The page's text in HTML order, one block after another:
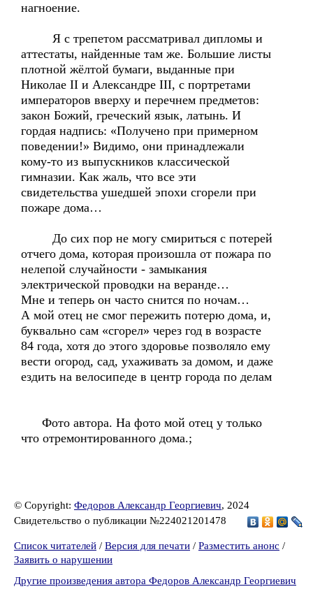
нагноение.
Я с трепетом рассматривал дипломы и
аттестаты, найденные там же. Большие листы
плотной жёлтой бумаги, выданные при
Николае II и Александре III, с портретами
императоров вверху и перечнем предметов:
закон Божий, греческий язык, латынь. И
гордая надпись: «Получено при примерном
поведении!» Видимо, они принадлежали
кому-то из выпускников классической
гимназии. Как жаль, что все эти
свидетельства ушедшей эпохи сгорели при
пожаре дома…
До сих пор не могу смириться с потерей
отчего дома, которая произошла от пожара по
нелепой случайности - замыкания
электрической проводки на веранде…
Мне и теперь он часто снится по ночам…
А мой отец не смог пережить потерю дома, и,
буквально сам «сгорел» через год в возрасте
84 года, хотя до этого здоровье позволяло ему
вести огород, сад, ухаживать за домом, и даже
ездить на велосипеде в центр города по делам
Фото автора. На фото мой отец у только
что отремонтированного дома.;
© Copyright: Федоров Александр Георгиевич, 2024
Свидетельство о публикации №224021201478
Список читателей / Версия для печати / Разместить анонс /
Заявить о нарушении
Другие произведения автора Федоров Александр Георгиевич